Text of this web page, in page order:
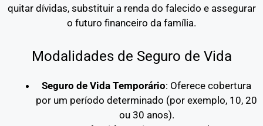
quitar dívidas, substituir a renda do falecido e assegurar
o futuro financeiro da família.
Modalidades de Seguro de Vida
Seguro de Vida Temporário: Oferece cobertura
por um período determinado (por exemplo, 10, 20
ou 30 anos).